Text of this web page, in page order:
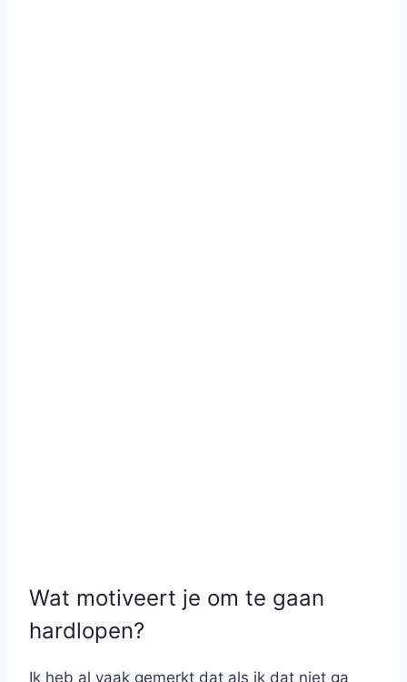
Wat motiveert je om te gaan
hardlopen?
Ik heb al vaak gemerkt dat als ik dat niet ga